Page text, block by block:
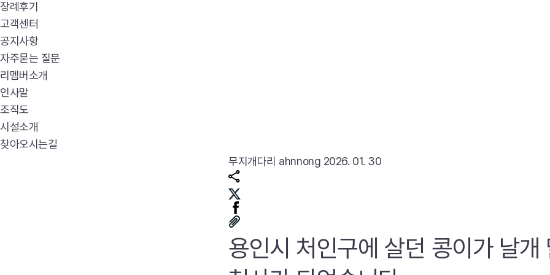
장례후기
고객센터
공지사항
자주묻는 질문
리멤버소개
인사말
조직도
시설소개
찾아오시는길
무지개다리 ahnnong 2026. 01. 30
용인시 처인구에 살던 콩이가 날개